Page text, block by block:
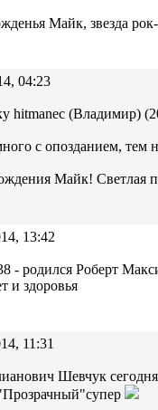
Майк, звезда
04:23
hitmanec (Владимир)
с опозданием, тем
Майк! Светлая
13:42
- родился Роберт
и здоровья
11:31
Шевчук сегодня